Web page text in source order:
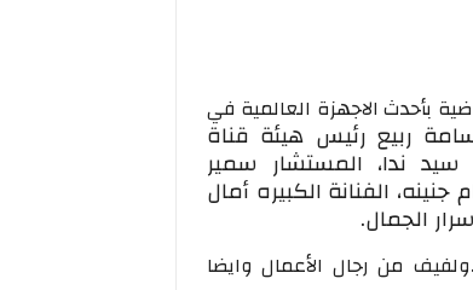
بأحدث الاجهزة العالمية في
ربيع رئيس هيئة قناة
سيد ندا، المستشار سمير
جنينه، الفنانة الكبيره أمال
الجمال.
من رجال الأعمال وايضا